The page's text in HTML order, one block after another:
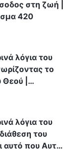
στη ζωή |
420
λόγια του
το
|
λόγια του
του
αυτό που Αυτός